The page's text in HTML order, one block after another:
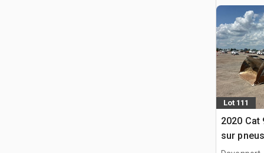
Lot 111
2020 Cat
sur pneus